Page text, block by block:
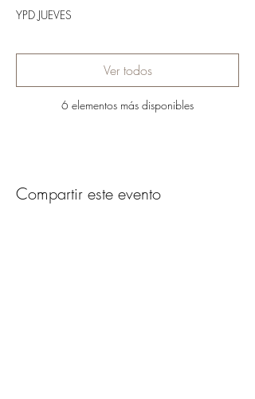
YPD JUEVES
6 elementos más disponibles
Ver todos
Compartir este evento